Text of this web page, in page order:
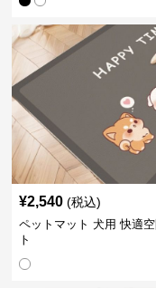
¥2,540 (税込)
ペットマット 犬用 快適
ト